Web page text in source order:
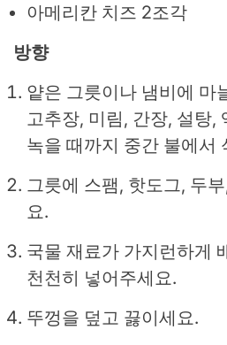
아메리칸 치즈 2조각
방향
얕은 그릇이나 냄비에 마
고추장, 미림, 간장, 설탕,
녹을 때까지 중간 불에서
그릇에 스팸, 핫도그, 두
요.
국물 재료가 가지런하게
천천히 넣어주세요.
뚜껑을 덮고 끓이세요.